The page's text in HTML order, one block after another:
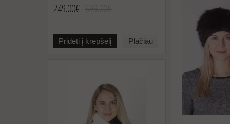
249.00€
Pridėti į krepšelį Plačiau